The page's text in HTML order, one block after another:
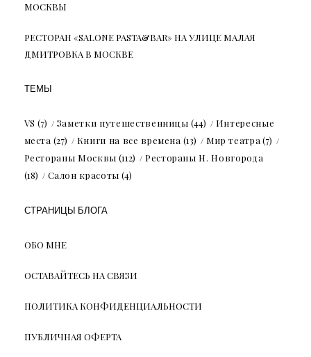
МОСКВЫ
РЕСТОРАН «SALONE PASTA&BAR» НА УЛИЦЕ МАЛАЯ
ДМИТРОВКА В МОСКВЕ
ТЕМЫ
VS (7) Заметки путешественницы (44)
Интересные
места (27) Книги на все времена (13) Мир театра (7)
Рестораны Москвы (112)
Рестораны Н. Новгорода
(18)
Салон красоты (4)
СТРАНИЦЫ БЛОГА
ОБО МНЕ
ОСТАВАЙТЕСЬ НА СВЯЗИ
ПОЛИТИКА КОНФИДЕНЦИАЛЬНОСТИ
ПУБЛИЧНАЯ ОФЕРТА